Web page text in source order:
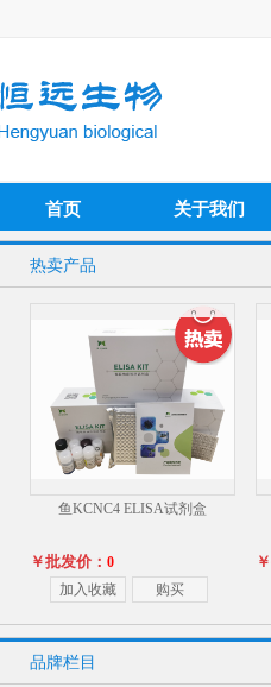
首页 关于我们
热卖产品
鱼KCNC4 ELISA试剂盒
￥批发价： 0
加入收藏
购买
品牌栏目